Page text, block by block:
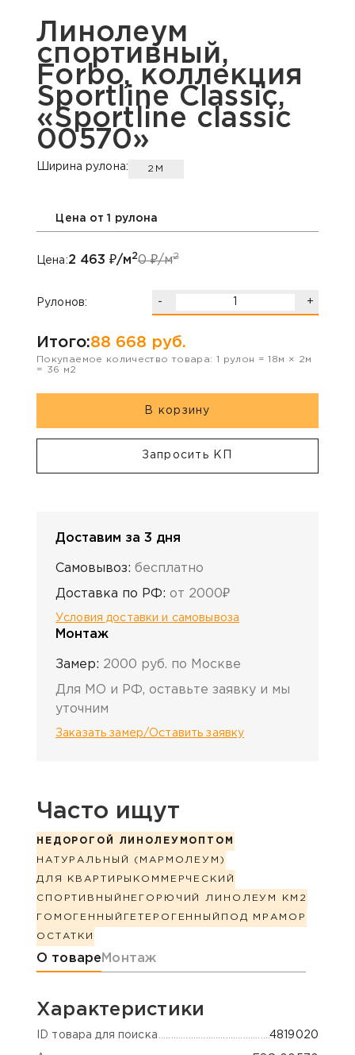
Линолеум
спортивный,
Forbo, коллекция
Sportline Classic,
«Sportline classic
00570»
Ширина рулона: 2М
Цена от 1 рулона
Цена:2 463 ₽/м20₽/м2
Рулонов: - +
Итого:88 668 руб.
Покупаемое количество товара: 1 рулон =18м × 2м
=
36 м2
В корзину
Запросить КП
Доставим за 3 дня
Самовывоз: бесплатно
Доставка по РФ: от 2000₽
Условия доставки и самовывоза
Монтаж
Замер: 2000 руб. по Москве
Для МО и РФ, оставьте заявку и мы
уточним
Заказать замер/Оставить заявку
Часто ищут
НЕДОРОГОЙ ЛИНОЛЕУМ ОПТОМ
НАТУРАЛЬНЫЙ (МАРМОЛЕУМ)
ДЛЯ КВАРТИРЫ КОММЕРЧЕСКИЙ
СПОРТИВНЫЙ НЕГОРЮЧИЙ ЛИНОЛЕУМ КМ2
ГОМОГЕННЫЙ ГЕТЕРОГЕННЫЙ ПОД МРАМОР
ОСТАТКИ
Информация о товаре
О товаре Монтаж
Характеристики
ID товара для поиска 4819020